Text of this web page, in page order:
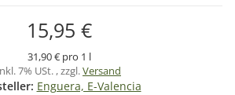
15,95 €
31,90 € pro 1 l
7% USt. , zzgl.Versand
Enguera, E-Valencia